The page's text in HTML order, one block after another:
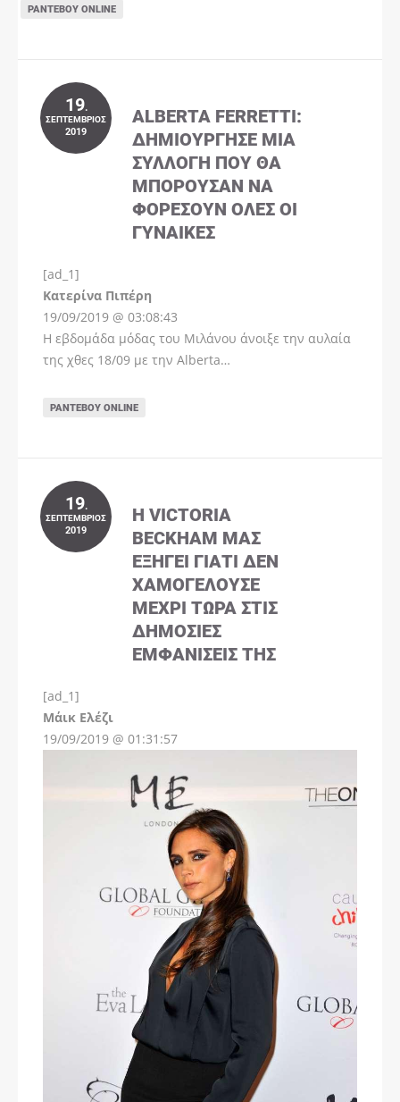
ΡΑΝΤΕΒΟΎ ONLINE
19.
ΣΕΠΤΈΜΒΡΙΟΣ
2019
ALBERTA FERRETTI:
ΔΗΜΙΟΎΡΓΗΣΕ ΜΊΑ
ΣΥΛΛΟΓΉ ΠΟΥ ΘΑ
ΜΠΟΡΟΎΣΑΝ ΝΑ
ΦΟΡΈΣΟΥΝ ΌΛΕΣ ΟΙ
ΓΥΝΑΊΚΕΣ
[ad_1]
Kατερίνα Πιπέρη
19/09/2019 @ 03:08:43
Η εβδομάδα μόδας του Μιλάνου άνοιξε την αυλαία
της χθες 18/09 με την Alberta…
ΡΑΝΤΕΒΟΎ ONLINE
19.
ΣΕΠΤΈΜΒΡΙΟΣ
2019
Η VICTORIA
BECKHAM ΜΑΣ
ΕΞΗΓΕΊ ΓΙΑΤΊ ΔΕΝ
ΧΑΜΟΓΕΛΟΎΣΕ
ΜΈΧΡΙ ΤΏΡΑ ΣΤΙΣ
ΔΗΜΌΣΙΕΣ
ΕΜΦΑΝΊΣΕΙΣ ΤΗΣ
[ad_1]
Μάικ Ελέζι
19/09/2019 @ 01:31:57